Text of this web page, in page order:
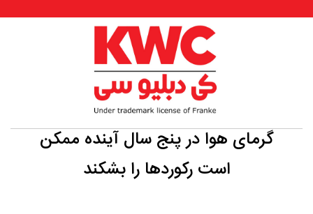
گرمای هوا در پنج سال آینده ممکن
است رکوردها را بشکند